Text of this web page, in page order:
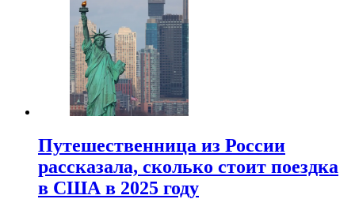
Путешественница из России
рассказала, сколько стоит поездка
в США в 2025 году